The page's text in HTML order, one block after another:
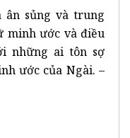
ân sủng và trung
minh ước và điều
những ai tôn sợ
ước của Ngài. –